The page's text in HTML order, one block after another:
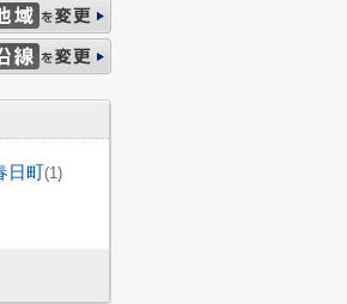
日町(1)